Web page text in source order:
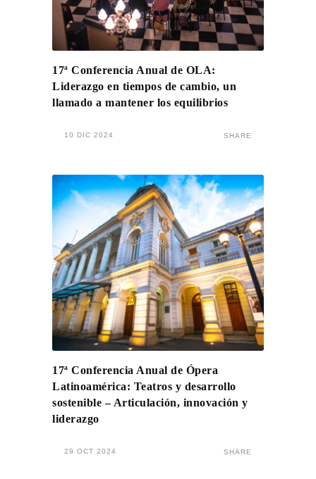
17ª Conferencia Anual de OLA:
Liderazgo en tiempos de cambio, un
llamado a mantener los equilibrios
10 DIC 2024 SHARE
17ª Conferencia Anual de Ópera
Latinoamérica: Teatros y desarrollo
sostenible – Articulación, innovación y
liderazgo
29 OCT 2024 SHARE